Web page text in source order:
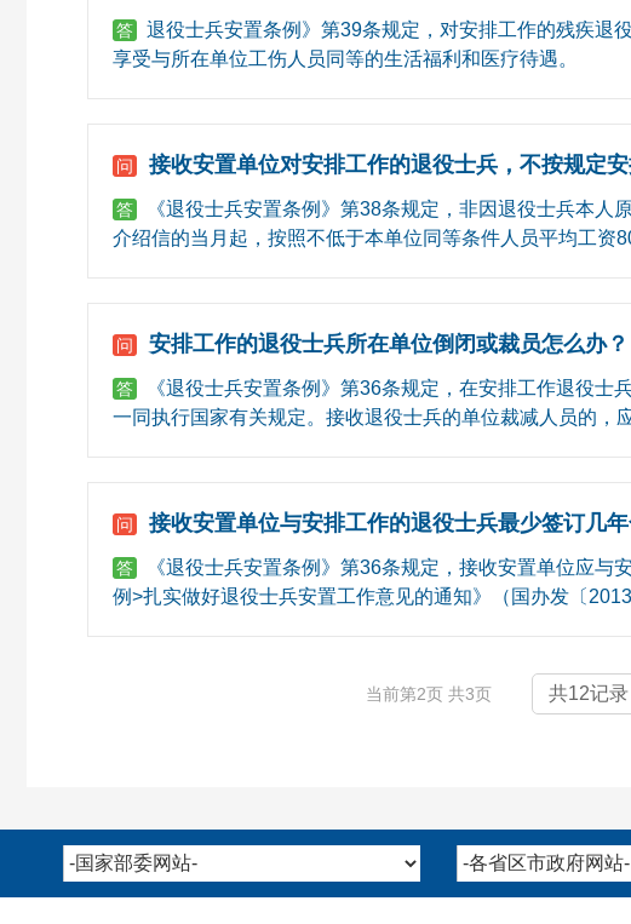
答
退役士兵安置条例》第39条规定，对安排工作的残疾退
享受与所在单位工伤人员同等的生活福利和医疗待遇。
问 接收安置单位对安排工作的退役士兵，不按规定
答
《退役士兵安置条例》第38条规定，非因退役士兵本人
介绍信的当月起，按照不低于本单位同等条件人员平均工资
问 安排工作的退役士兵所在单位倒闭或裁员怎么办？
答
《退役士兵安置条例》第36条规定，在安排工作退役士
一同执行国家有关规定。接收退役士兵的单位裁减人员的，
问 接收安置单位与安排工作的退役士兵最少签订几年
答
《退役士兵安置条例》第36条规定，接收安置单位应与
例>扎实做好退役士兵安置工作意见的通知》（国办发〔
当前第2页 共3页 共12记录